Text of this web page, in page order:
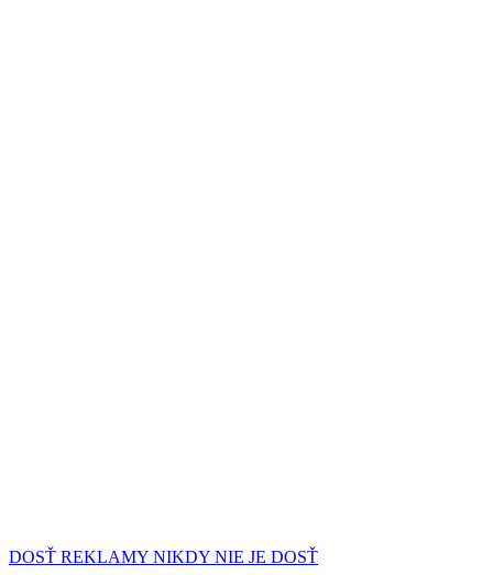
DOSŤ REKLAMY NIKDY NIE JE DOSŤ